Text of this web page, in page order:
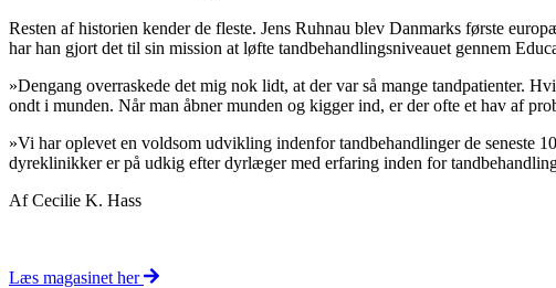
Resten af historien kender de fleste. Jens Ruhnau blev Danmarks første
har han gjort det til sin mission at løfte tandbehandlingsniveauet gennem
»Dengang overraskede det mig nok lidt, at der var så mange tandpatienter.
ondt i munden. Når man åbner munden og kigger ind, er der ofte et hav af
»Vi har oplevet en voldsom udvikling indenfor tandbehandlinger de seneste
dyreklinikker er på udkig efter dyrlæger med erfaring inden for
Af Cecilie K. Hass
Læs magasinet her